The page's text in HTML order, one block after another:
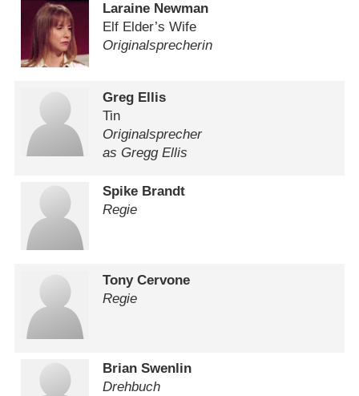
Laraine Newman
Elf Elder’s Wife
Originalsprecherin
Greg Ellis
Tin
Originalsprecher
as Gregg Ellis
Spike Brandt
Regie
Tony Cervone
Regie
Brian Swenlin
Drehbuch